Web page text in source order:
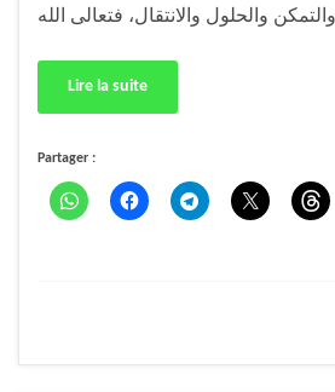
Lire la suite
Partager :